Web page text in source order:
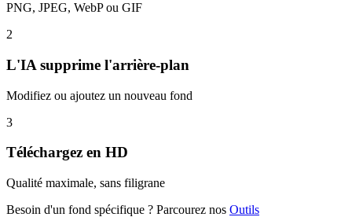
PNG, JPEG, WebP ou GIF
2
L'IA supprime l'arrière-plan
Modifiez ou ajoutez un nouveau fond
3
Téléchargez en HD
Qualité maximale, sans filigrane
Besoin d'un fond spécifique ? Parcourez nos Outils